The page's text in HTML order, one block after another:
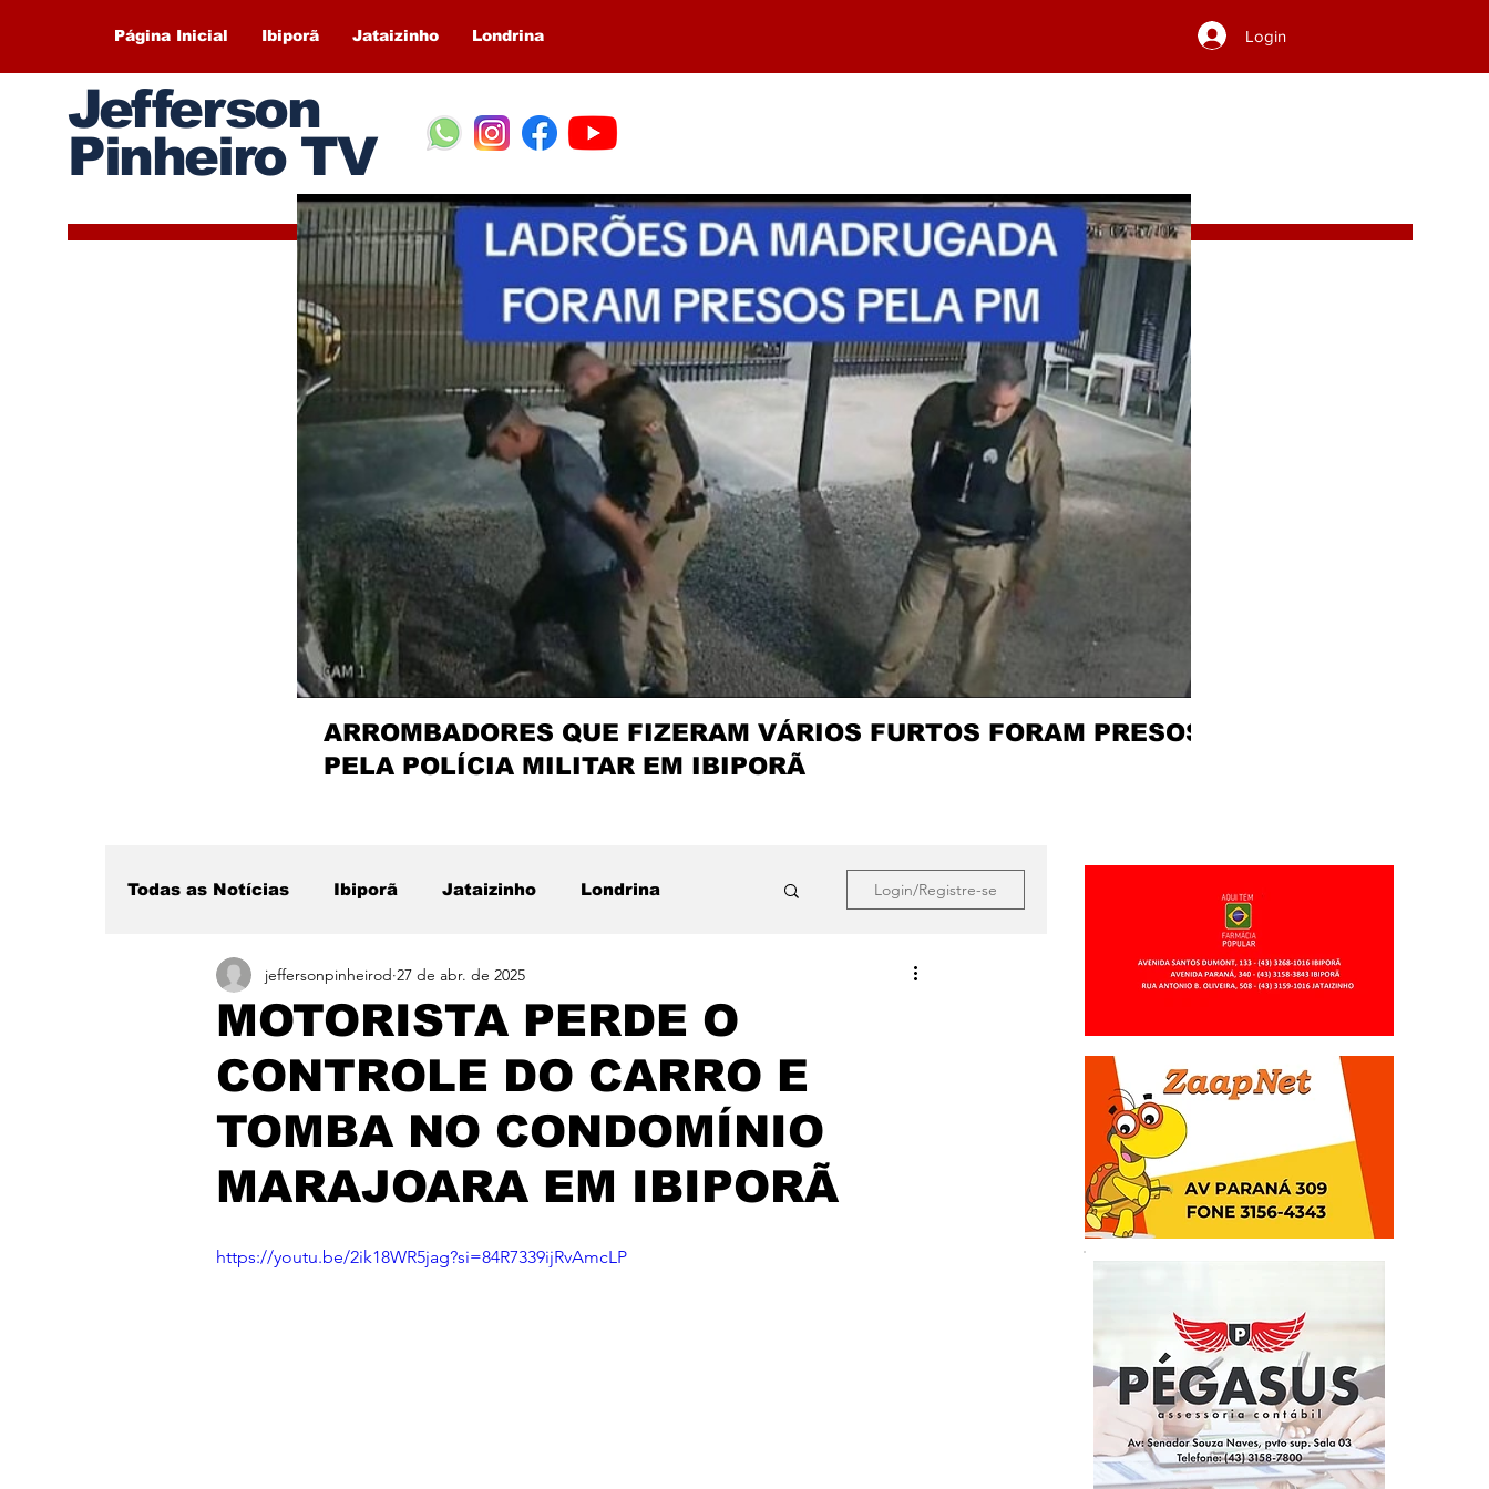
Página Inicial Ibiporã Jataizinho Londrina Login
Jefferson
Pinheiro TV
ARROMBADORES QUE FIZERAM VÁRIOS FURTOS FORAM PRESOS
PELA POLÍCIA MILITAR EM IBIPORÃ
Todas as Notícias Ibiporã Jataizinho Londrina
Região Sertanópolis Destaque
Login/Registre-se
MOTORISTA PERDE O
CONTROLE DO CARRO E
TOMBA NO CONDOMÍNIO
MARAJOARA EM IBIPORÃ
jeffersonpinheirod 27 de abr. de 2025
https://youtu.be/2ik18WR5jag?si=84R7339ijRvAmcLP